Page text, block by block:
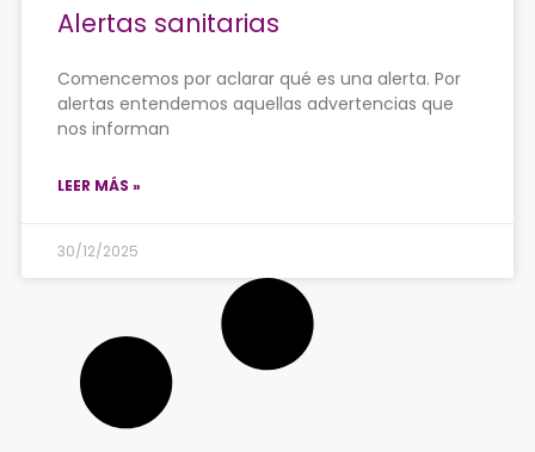
Alertas sanitarias
Comencemos por aclarar qué es una alerta. Por
alertas entendemos aquellas advertencias que
nos informan
LEER MÁS »
30/12/2025